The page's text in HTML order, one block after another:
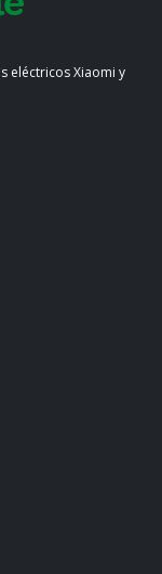
eléctricos Xiaomi y